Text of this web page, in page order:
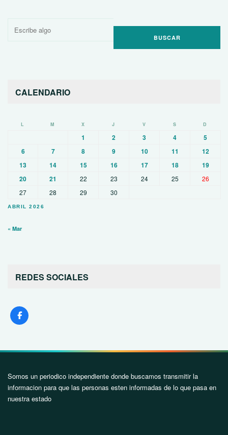
Buscar
CALENDARIO
ABRIL 2026
L M X J V S D
1 2 3 4
5
6
7 8 9 10 11
12
13
14 15 16 17 18
19
20
21 22 23 24 25
26
27
28 29 30
« Mar
REDES SOCIALES
Somos un periodico independiente donde buscamos transmitir la
informacion para que las personas esten informadas de lo que pasa en
nuestra estado